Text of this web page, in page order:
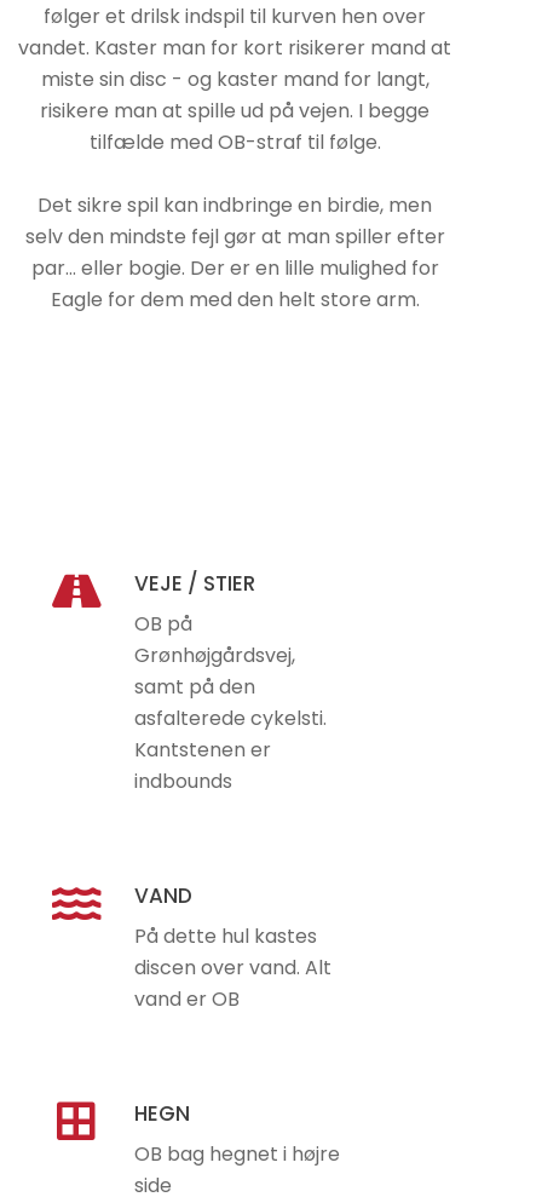
følger et drilsk indspil til kurven hen over
vandet. Kaster man for kort risikerer mand at
miste sin disc - og kaster mand for langt,
risikere man at spille ud på vejen. I begge
tilfælde med OB-straf til følge.
Det sikre spil kan indbringe en birdie, men
selv den mindste fejl gør at man spiller efter
par... eller bogie. Der er en lille mulighed for
Eagle for dem med den helt store arm.
VEJE / STIER
OB på
Grønhøjgårdsvej,
samt på den
asfalterede cykelsti.
Kantstenen er
indbounds
VAND
På dette hul kastes
discen over vand. Alt
vand er OB
HEGN
OB bag hegnet i højre
side